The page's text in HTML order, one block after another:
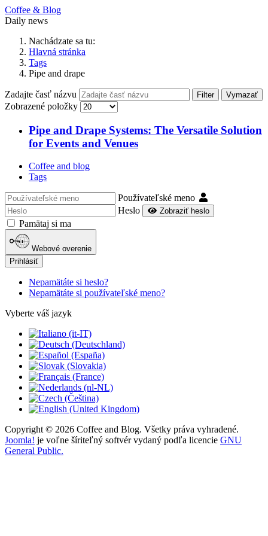
Coffee & Blog
Daily news
Nachádzate sa tu:
Hlavná stránka
Tags
Pipe and drape
Zadajte časť názvu Filter Vymazať
Zobrazené položky
Pipe and Drape Systems: The Versatile Solution
for Events and Venues
Coffee and blog
Tags
Používateľské meno
Heslo
Zobraziť heslo
Pamätaj si ma
Webové overenie
Prihlásiť
Nepamätáte si heslo?
Nepamätáte si používateľské meno?
Vyberte váš jazyk
Copyright © 2026 Coffee and Blog. Všetky práva vyhradené.
Joomla! je voľne šíriteľný softvér vydaný podľa licencie GNU
General Public.